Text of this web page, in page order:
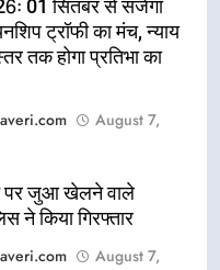
01 सितंबर से सजेगा
ट्रॉफी का मंच, न्याय
तक होगा प्रतिभा का
August 7,
पर जुआ खेलने वाले
ने किया गिरफ्तार
August 7,